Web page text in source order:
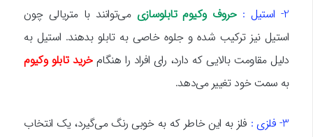
2- استیل : حروف وکیوم تابلوسازی می‌توانند با متریالی چون
استیل نیز ترکیب شده و جلوه خاصی به تابلو بدهند. استیل به
دلیل مقاومت بالایی که دارد، رای افراد را هنگامخرید تابلو وکیوم
به سمت خود تغییر می‌دهد.
3- فلزی :
فلز به این خاطر که به خوبی رنگ می‌گیرد، یک انتخاب